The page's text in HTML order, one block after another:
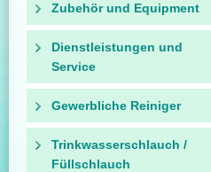
Zubehör und Equipment
Dienstleistungen und
Service
Gewerbliche Reiniger
Trinkwasserschlauch /
Füllschlauch